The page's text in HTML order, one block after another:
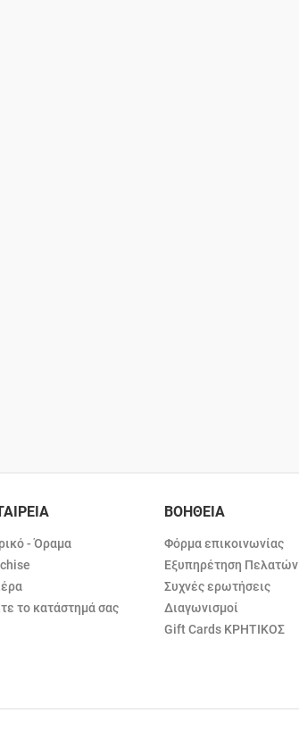
- Όραμα
το κατάστημά σας
ΒΟΗΘΕΙΑ
Φόρμα επικοινωνίας
Εξυπηρέτηση Πελατών
Συχνές ερωτήσεις
Διαγωνισμοί
Gift Cards ΚΡΗΤΙΚΟΣ